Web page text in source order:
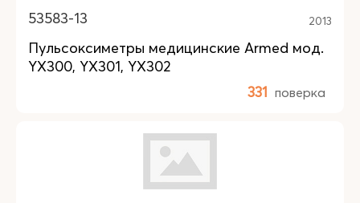
53583-13 2013
Пульсоксиметры медицинские Armed мод.
YX300, YX301, YX302
331 поверка